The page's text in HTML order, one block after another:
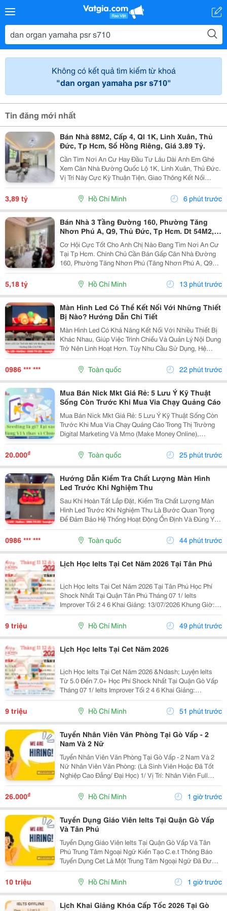
Không có kết quả tìm kiếm từ khoá
"dan organ yamaha psr s710"
Tin đăng mới nhất
Bán Nhà 88M2, Cấp 4, Ql 1K, Linh Xuân, Thủ
Đức, Tp Hcm, Sổ Hồng Riêng, Giá 3.89 Tỷ.
Cần Tìm Nơi An Cư Hay Đầu Tư Lâu Dài Anh Em Ghé
Xem Căn Nhà Đường Quốc Lộ 1K, Linh Xuân, Thủ Đức.
Vị Trí Này Cực Kỳ Thuận Tiện, Giao Thông Kết Nối
Nhanh Chóng, Cực Kỳ Phù Hợp Cho Khách Mua Để Giữ
Tài Sản Hoặc Cho Thuê Đều Rất Ổn Định. Thông Tin...
3,89 tỷ Hồ Chí Minh 6 phút trước
Bán Nhà 3 Tầng Đường 160, Phường Tăng
Nhơn Phú A, Q9, Thủ Đức, Tp Hcm. Dt 54M2,
Sổ Hồng Riêng. Giá 5,18 Tỷ
Cơ Hội Cực Tốt Cho Anh Chị Nào Đang Tìm Nơi An Cư
Tại Tp Hcm. Chính Chủ Cần Bán Gấp Căn Nhà Đường
160, Phường Tăng Nhơn Phú (Tăng Nhơn Phú A, Q9
Cũ). Vị Trí Nhà Nằm Trong Khu Dân Cư Ổn Định, Giao
Thông Thuận Tiện Chỉ Vài Bước Là Ra Lã Xuân Oai,
5,18 tỷ Hồ Chí Minh 13 phút trước
Màn Hình Led Có Thể Kết Nối Với Những Thiết
Bị Nào? Hướng Dẫn Chi Tiết
Màn Hình Led Có Khả Năng Kết Nối Với Nhiều Thiết Bị
Khác Nhau, Giúp Việc Trình Chiếu Và Quản Lý Nội Dung
Trở Nên Linh Hoạt Hơn. Tùy Nhu Cầu Sử Dụng, Hệ
Thống Có Thể Nhận Tín Hiệu Từ Máy Tính, Laptop,
Camera, Đầu Phát Hd/4K, Tv Box, Điện Thoại, Máy...
0986 *** *** Toàn quốc 22 phút trước
Mua Bán Nick Mkt Giá Rẻ: 5 Lưu Ý Kỹ Thuật
Sống Còn Trước Khi Mua Via Chạy Quảng Cáo
Mua Bán Nick Mkt Giá Rẻ: 5 Lưu Ý Kỹ Thuật Sống Còn
Trước Khi Mua Via Chạy Quảng Cáo Trong Thị Trường
Digital Marketing Và Mmo (Make Money Online),
Facebook Ads Vẫn Luôn Là Kênh Mang Lại Lượng
Khách Hàng Tiềm Năng Và Dòng Doanh Thu Đột Phá.
Để Vận...
20.000₫ Toàn quốc 25 phút trước
Hướng Dẫn Kiểm Tra Chất Lượng Màn Hình
Led Trước Khi Nghiệm Thu
Sau Khi Hoàn Tất Lắp Đặt, Kiểm Tra Chất Lượng Màn
Hình Led Trước Khi Nghiệm Thu Là Bước Quan Trọng
Để Đảm Bảo Hệ Thống Hoạt Động Ổn Định Và Đúng Yêu
Cầu Kỹ Thuật. Một Số Hạng Mục Cần Kiểm Tra Gồm:
Chất Lượng Hiển Thị, Độ Sáng, Màu Sắc, Độ Đồng
0986 *** *** Toàn quốc 44 phút trước
Lịch Học Ielts Tại Cet Năm 2026 Tại Tân Phú
Lịch Học Ielts Tại Cet Năm 2026 Tại Tân Phú Học Phí
Shock Nhất Tại Quận Tân Phú Tháng 07 1/ Ielts
Improver Tối 2 4 6 Khai Giảng: 13/07/2026 Khung Giờ:
18:00 Đến 21:00 Học Phí Ưu Đãi 5% Khi Đăng Ký 2/ Ielts
Basic Tối 3 5 7 Khai...
9 triệu Hồ Chí Minh 49 phút trước
Lịch Học Ielts Tại Cet Năm 2026
Lịch Học Ielts Tại Cet Năm 2026 &Ndash; Luyện Ielts
Từ 5.0 Đến 7.0+ Học Phí Shock Nhất Tại Quận Gò Vấp
Tháng 07 1/ Ielts Improver Tối 2 4 6 Khai Giảng:
13/07/2026 Khung Giờ: 18:00 Đến 21:00 Học Phí Ưu Đãi
5% Khi Đăng Ký 2/ Ielts...
9 triệu Hồ Chí Minh 51 phút trước
Tuyển Nhân Viên Văn Phòng Tại Gò Vấp - 2
Nam Và 2 Nữ
Tuyển Nhân Viên Văn Phòng Tại Gò Vấp - 2 Nam Và 2
Nữ Nhân Viên Văn Phòng: (Là Sinh Viên Hoặc Đã Tốt
Nghiệp Cao Đẳng/ Đại Học) 1/ Vị Trí: Nhân Viên Full
Time (2 Nam 2 Nữ) Ca Làm: 13:00 Đến 21:00 (1 Tháng
Được Nghỉ Phép 1 Ngày, Và Hưởng Các Ngày...
26.000₫ Hồ Chí Minh 1 giờ trước
Tuyển Dụng Giáo Viên Ielts Tại Quận Gò Vấp
Và Tân Phú
Tuyển Dụng Giáo Viên Ielts Tại Quận Gò Vấp Và Tân
Phú Trung Tâm Ngoại Ngữ Kiến Tạo C.e.t Thông Báo
Tuyển Dụng Cet Là Một Trung Tâm Ngoại Ngữ Đã Được
Thành Lập 16 Năm Chuyên Về Chương Trình Anh Văn
Học Thuật Ielts &Ndash; Toefl Ibt. Trung Tâm...
10 triệu Hồ Chí Minh 1 giờ trước
Lịch Khai Giảng Khóa Cấp Tốc 2026 Tại Gò